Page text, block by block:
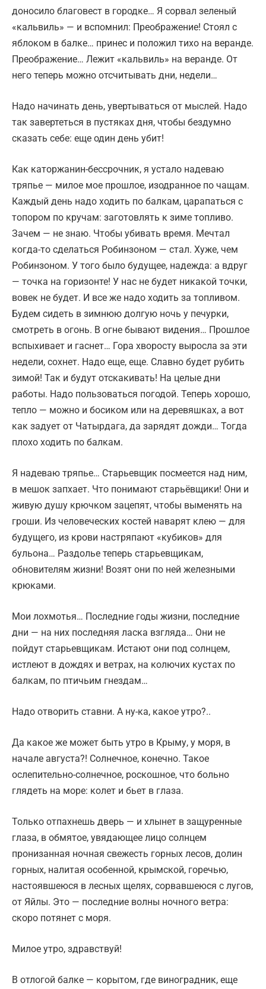
доносило благовест в городке… Я сорвал зеленый
«кальвиль» — и вспомнил: Преображение! Стоял с
яблоком в балке… принес и положил тихо на веранде.
Преображение… Лежит «кальвиль» на веранде. От
него теперь можно отсчитывать дни, недели…
Надо начинать день, увертываться от мыслей. Надо
так завертеться в пустяках дня, чтобы бездумно
сказать себе: еще один день убит!
Как каторжанин-бессрочник, я устало надеваю
тряпье — милое мое прошлое, изодранное по чащам.
Каждый день надо ходить по балкам, царапаться с
топором по кручам: заготовлять к зиме топливо.
Зачем — не знаю. Чтобы убивать время. Мечтал
когда-то сделаться Робинзоном — стал. Хуже, чем
Робинзоном. У того было будущее, надежда: а вдруг
— точка на горизонте! У нас не будет никакой точки,
вовек не будет. И вcе же надо ходить за топливом.
Будем сидеть в зимнюю долгую ночь у печурки,
смотреть в огонь. В огне бывают видения… Прошлое
вспыхивает и гаснет… Гора хворосту выросла за эти
недели, сохнет. Надо еще, еще. Славно будет рубить
зимой! Так и будут отскакивать! На целые дни
работы. Надо пользоваться погодой. Теперь хорошо,
тепло — можно и босиком или на деревяшках, а вот
как задует от Чатырдага, да зарядят дожди… Тогда
плохо ходить по балкам.
Я надеваю тряпье… Старьевщик посмеется над ним,
в мешок запхает. Что понимают старьёвщики! Они и
живую душу крючком зацепят, чтобы выменять на
гроши. Из человеческих костей наварят клею — для
будущего, из крови настряпают «кубиков» для
бульона… Раздолье теперь старьевщикам,
обновителям жизни! Возят они по ней железными
крюками.
Мои лохмотья… Последние годы жизни, последние
дни — на них последняя ласка взгляда… Они не
пойдут старьевщикам. Истают они под солнцем,
истлеют в дождях и ветрах, на колючих кустах по
балкам, по птичьим гнездам…
Надо отворить ставни. А ну-ка, какое утро?..
Да какое же может быть утро в Крыму, у моря, в
начале августа?! Солнечное, конечно. Такое
ослепительно-солнечное, роскошное, что больно
глядеть на море: колет и бьет в глаза.
Только отпахнешь дверь — и хлынет в защуренные
глаза, в обмятое, увядающее лицо солнцем
пронизанная ночная свежесть горных лесов, долин
горных, налитая особенной, крымской, горечью,
настоявшеюся в лесных щелях, сорвавшеюся с лугов,
от Яйлы. Это — последние волны ночного ветра:
скоро потянет с моря.
Милое утро, здравствуй!
В отлогой балке — корытом, где виноградник, еще